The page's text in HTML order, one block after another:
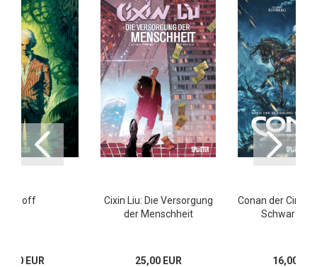
Zaroff
EUR
Cixin Liu: Die Versorgung
der Menschheit
25,00 EUR
Conan der
Schwarze
16,00